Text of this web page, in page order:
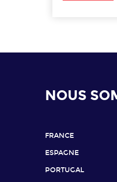
NOUS
FRANCE
ESPAGNE
PORTUGAL